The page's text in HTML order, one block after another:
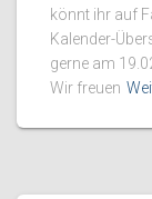
könnt ihr auf
Kalender-
gerne am
Wir freuen